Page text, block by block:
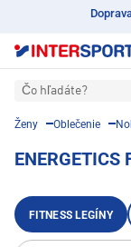
Čo hľadáte?
Ženy Oblečenie
ENERGETICS
FITNESS LEGÍNY